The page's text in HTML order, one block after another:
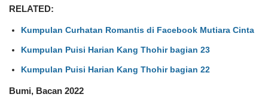
RELATED:
Kumpulan Curhatan Romantis di Facebook Mutiara Cinta
Kumpulan Puisi Harian Kang Thohir bagian 23
Kumpulan Puisi Harian Kang Thohir bagian 22
Bumi, Bacan 2022